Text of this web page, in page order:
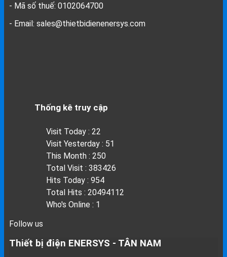
- Mã số thuế: 0102064700
- Email: sales@thietbidienenersys.com
Thống kê truy cập
Visit Today : 22
Visit Yesterday : 51
This Month : 250
Total Visit : 383426
Hits Today : 954
Total Hits : 20494112
Who's Online : 1
Follow us
Thiết bị điện ENERSYS - TÂN NAM